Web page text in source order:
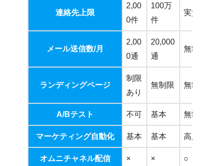
連絡先上限
2,00
0件
100万
件
実質無制
メール送信数/月
2,00
0通
20,000
通
無制限
ランディングページ
制限
あり
無制限 無制限
A/Bテスト 不可 基本 無制限
マーケティング自動化 基本 基本 高度
オムニチャネル配信 × × ○